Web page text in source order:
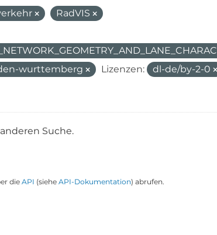
RadVIS
wurttemberg
Lizenzen: dl-de/by-2-0
Suche.
die API (siehe API-Dokumentation) abrufen.